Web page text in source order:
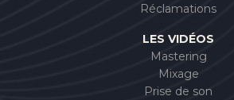
Réclamations
LES VIDÉOS
Mastering
Mixage
Prise de son